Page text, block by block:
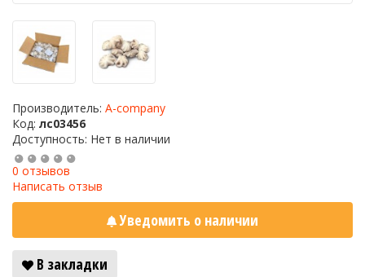
Производитель: A-company
Код: лс03456
Доступность: Нет в наличии
0 отзывов
Написать отзыв
Уведомить о наличии
В закладки